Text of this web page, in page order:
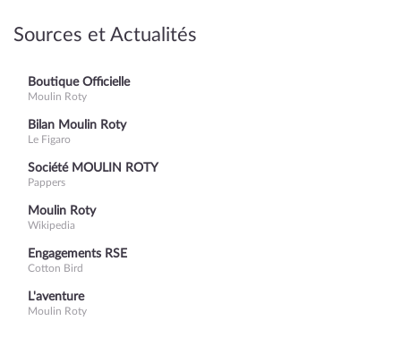
Sources et Actualités
Boutique Officielle
Moulin Roty
Bilan Moulin Roty
Le Figaro
Société MOULIN ROTY
Pappers
Moulin Roty
Wikipedia
Engagements RSE
Cotton Bird
L'aventure
Moulin Roty